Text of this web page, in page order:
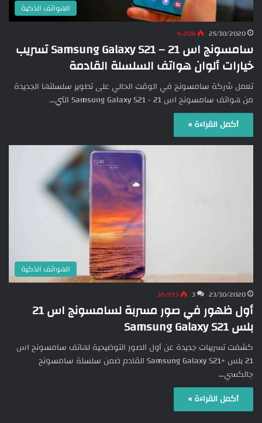
الهواتف الذكية
25/10/2020 6٬208
سامسونج اس 21 – Samsung Galaxy S21 تسريب
خيارات ألوان هواتف السلسلة القادمة
تعمل شركة سامسونج في الوقت الحالي على تطوير سلسلتها الجديدة
من هواتف سامسونج اس 21 - Samsung Galaxy S21 التي…
أكمل القراءة »
الهواتف الذكية
23/10/2020
3 36٬993
أول ظهور في صور مسربة لسامسونج اس 21
بلس Samsung Galaxy S21
كشفت تسريبات جديدة عن أول الصور التوضيحية لهاتف سامسونج اس
21 بلس +Samsung Galaxy S21 القادم ضمن سلسلة سامسونج
جالكسي…
أكمل القراءة »